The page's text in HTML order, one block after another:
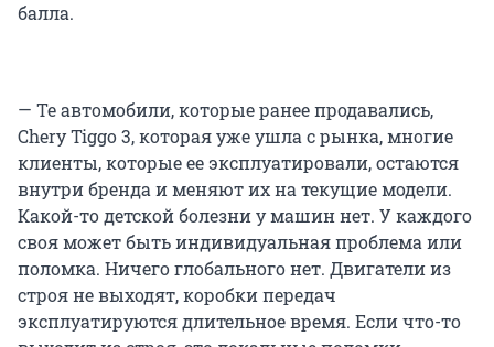
балла.
— Те автомобили, которые ранее продавались,
Chery Tiggo 3, которая уже ушла с рынка, многие
клиенты, которые ее эксплуатировали, остаются
внутри бренда и меняют их на текущие модели.
Какой-то детской болезни у машин нет. У каждого
своя может быть индивидуальная проблема или
поломка. Ничего глобального нет. Двигатели из
строя не выходят, коробки передач
эксплуатируются длительное время. Если что-то